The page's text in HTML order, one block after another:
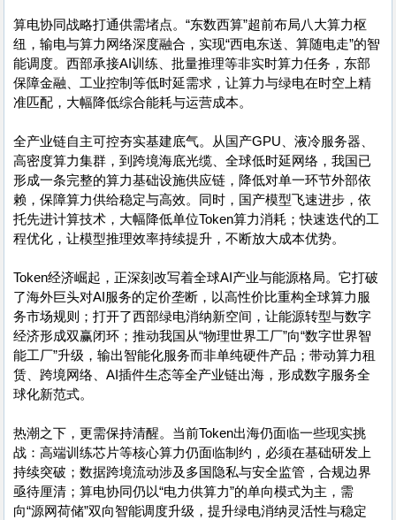
算电协同战略打通供需堵点。“东数西算”超前布局八大算力枢
纽，输电与算力网络深度融合，实现“西电东送、算随电走”的智
能调度。西部承接AI训练、批量推理等非实时算力任务，东部
保障金融、工业控制等低时延需求，让算力与绿电在时空上精
准匹配，大幅降低综合能耗与运营成本。
全产业链自主可控夯实基建底气。从国产GPU、液冷服务器、
高密度算力集群，到跨境海底光缆、全球低时延网络，我国已
形成一条完整的算力基础设施供应链，降低对单一环节外部依
赖，保障算力供给稳定与高效。同时，国产模型飞速进步，依
托先进计算技术，大幅降低单位Token算力消耗；快速迭代的工
程优化，让模型推理效率持续提升，不断放大成本优势。
Token经济崛起，正深刻改写着全球AI产业与能源格局。它打破
了海外巨头对AI服务的定价垄断，以高性价比重构全球算力服
务市场规则；打开了西部绿电消纳新空间，让能源转型与数字
经济形成双赢闭环；推动我国从“物理世界工厂”向“数字世界智
能工厂”升级，输出智能化服务而非单纯硬件产品；带动算力租
赁、跨境网络、AI插件生态等全产业链出海，形成数字服务全
球化新范式。
热潮之下，更需保持清醒。当前Token出海仍面临一些现实挑
战：高端训练芯片等核心算力仍面临制约，必须在基础研发上
持续突破；数据跨境流动涉及多国隐私与安全监管，合规边界
亟待厘清；算电协同仍以“电力供算力”的单向模式为主，需
向“源网荷储”双向智能调度升级，提升绿电消纳灵活性与稳定